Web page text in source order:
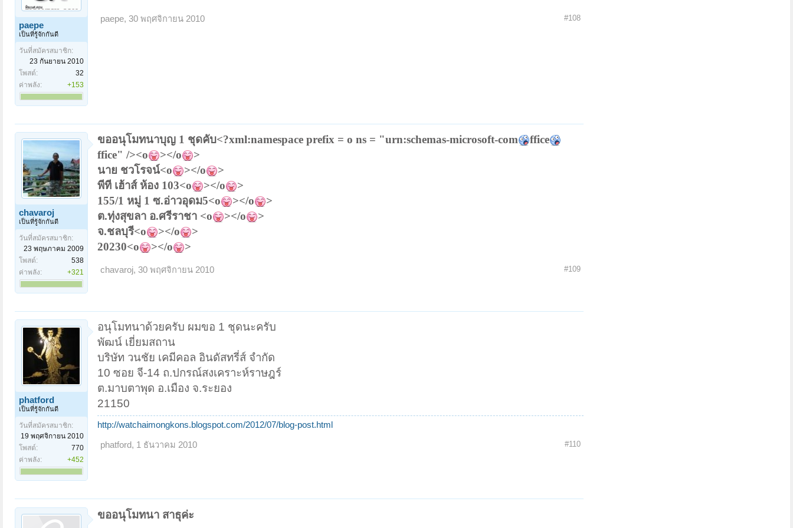
paepe
เป็นที่รู้จักกันดี
วันที่สมัครสมาชิก:
23 กันยายน 2010
โพสต์:
32
ค่าพลัง:
+153
paepe, 30 พฤศจิกายน 2010 #108
chavaroj
เป็นที่รู้จักกันดี
วันที่สมัครสมาชิก:
23 พฤษภาคม 2009
โพสต์:
538
ค่าพลัง:
+321
ขออนุโมทนาบุญ 1 ชุดคับ<?xml:namespace prefix = o ns = "urn:schemas-microsoft-com
ffice
ffice" /><o
></o
>
นาย ชวโรจน์<o ></o
>
พีที เฮ้าส์ ห้อง 103<o ></o
>
155/1 หมู่ 1 ซ.อ่าวอุดม5<o
></o
>
ต.ทุ่งสุขลา อ.ศรีราชา <o ></o
>
จ.ชลบุรี<o ></o
>
20230<o
></o >
chavaroj, 30 พฤศจิกายน 2010 #109
phatford
เป็นที่รู้จักกันดี
วันที่สมัครสมาชิก:
19 พฤศจิกายน 2010
โพสต์:
770
ค่าพลัง:
+452
อนุโมทนาด้วยครับ ผมขอ 1 ชุดนะครับ
พัฒน์ เยี่ยมสถาน
บริษัท วนชัย เคมีคอล อินดัสทรี่ส์ จำกัด
10 ซอย จี-14 ถ.ปกรณ์สงเคราะห์ราษฎร์
ต.มาบตาพุด อ.เมือง จ.ระยอง
21150
http://watchaimongkons.blogspot.com/2012/07/blog-post.html
phatford, 1 ธันวาคม 2010 #110
ขออนุโมทนา สาธุค่ะ